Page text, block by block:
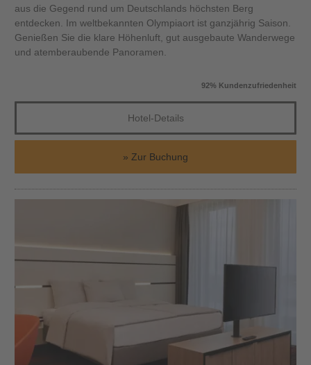
aus die Gegend rund um Deutschlands höchsten Berg
entdecken. Im weltbekannten Olympiaort ist ganzjährig Saison.
Genießen Sie die klare Höhenluft, gut ausgebaute Wanderwege
und atemberaubende Panoramen.
92% Kundenzufriedenheit
Hotel-Details
Zur Buchung